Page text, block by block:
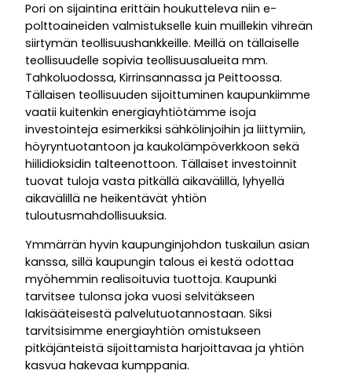
Pori on sijaintina erittäin houkutteleva niin e-
polttoaineiden valmistukselle kuin muillekin vihreän
siirtymän teollisuushankkeille. Meillä on tällaiselle
teollisuudelle sopivia teollisuusalueita mm.
Tahkoluodossa, Kirrinsannassa ja Peittoossa.
Tällaisen teollisuuden sijoittuminen kaupunkiimme
vaatii kuitenkin energiayhtiötämme isoja
investointeja esimerkiksi sähkölinjoihin ja liittymiin,
höyryntuotantoon ja kaukolämpöverkkoon sekä
hiilidioksidin talteenottoon. Tällaiset investoinnit
tuovat tuloja vasta pitkällä aikavälillä, lyhyellä
aikavälillä ne heikentävät yhtiön
tuloutusmahdollisuuksia.
Ymmärrän hyvin kaupunginjohdon tuskailun asian
kanssa, sillä kaupungin talous ei kestä odottaa
myöhemmin realisoituvia tuottoja. Kaupunki
tarvitsee tulonsa joka vuosi selvitäkseen
lakisääteisestä palvelutuotannostaan. Siksi
tarvitsisimme energiayhtiön omistukseen
pitkäjänteistä sijoittamista harjoittavaa ja yhtiön
kasvua hakevaa kumppania.